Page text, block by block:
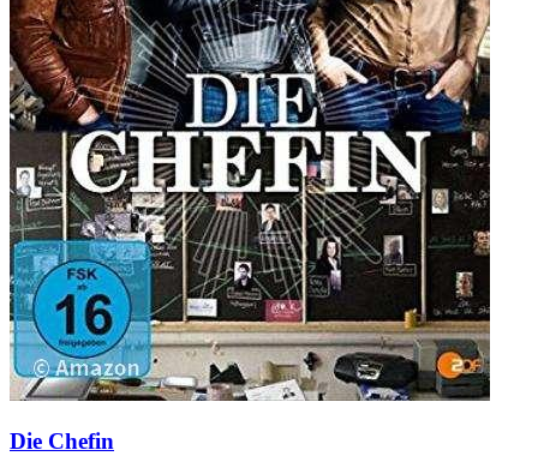
Die Chefin